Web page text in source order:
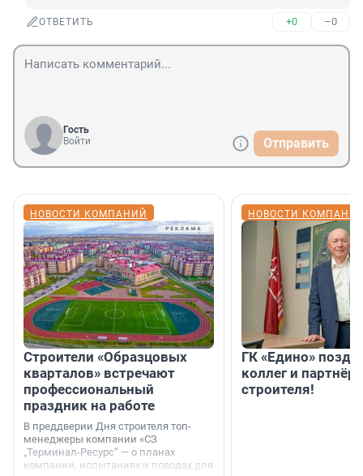
ОТВЕТИТЬ +0 –0
Гость
Войти
Отправить
НОВОСТИ КОМПАНИЙ
Строители «Образцовых
кварталов» встречают
профессиональный
праздник на работе
В преддверии Дня строителя топ-
менеджеры компании «СЗ
„Терминал-Ресурс“ — о планах
компании, испытаниях и поводах для
НОВОСТИ
ГК «Едино»
коллег и
строителя!